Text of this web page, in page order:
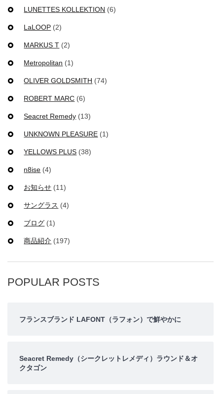
LUNETTES KOLLEKTION (6)
LaLOOP (2)
MARKUS T (2)
Metropolitan (1)
OLIVER GOLDSMITH (74)
ROBERT MARC (6)
Seacret Remedy (13)
UNKNOWN PLEASURE (1)
YELLOWS PLUS (38)
n8ise (4)
お知らせ (11)
サングラス (4)
ブログ (1)
商品紹介 (197)
POPULAR POSTS
フランスブランド LAFONT（ラフォン）で鮮やかに
Seacret Remedy（シークレットレメディ）ラウンド＆オ
クタゴン